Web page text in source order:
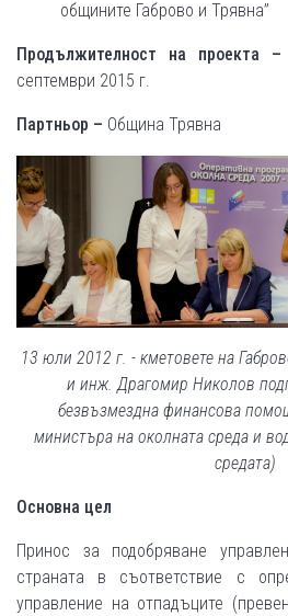
общините Габрово и Трявна”
Продължителност на проекта –
септември 2015 г.
Партньор – Община Трявна
13 юли 2012 г. - кметовете на
и инж. Драгомир Николов
безвъзмездна финансова
министъра на околната среда и
средата)
Основна цел
Принос за подобряване
страната в съответствие с
управление на отпадъците